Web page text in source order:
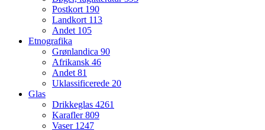
Postkort 190
Landkort 113
Andet 105
Etnografika
Grønlandica 90
Afrikansk 46
Andet 81
Uklassificerede 20
Glas
Drikkeglas 4261
Karafler809
Vaser 1247